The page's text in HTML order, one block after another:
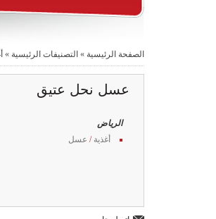
الصفحة الرئيسية » التصنيفات الرئيسية »
عسل نحل عتيق
الرياض
أغذية / عسل